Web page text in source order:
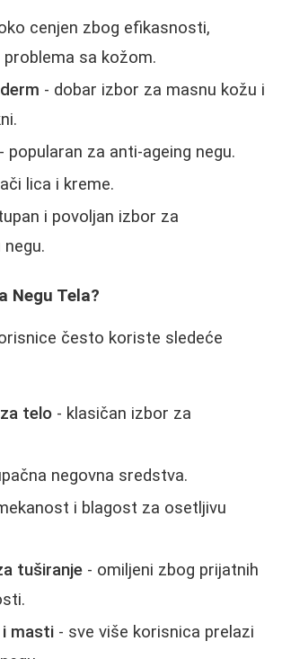
cenjen zbog efikasnosti,
sa kožom.
- dobar izbor za masnu kožu i
- popularan za anti-ageing negu.
lica i kreme.
i povoljan izbor za
Negu Tela?
često koriste sledeće
telo - klasičan izbor za
negovna sredstva.
i blagost za osetljivu
tuširanje - omiljeni zbog prijatnih
i masti - sve više korisnica prelazi